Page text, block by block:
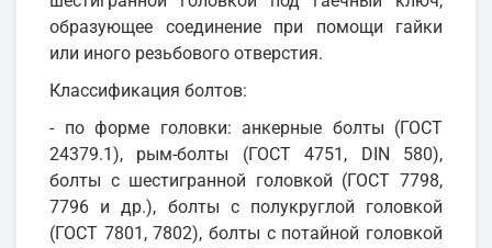
образующее соединение при помощи гайки
или иного резьбового отверстия.
Классификация болтов:
- по форме головки: анкерные болты (ГОСТ
24379.1), рым-болты (ГОСТ 4751, DIN 580),
болты с шестигранной головкой (ГОСТ 7798,
7796 и др.), болты с полукруглой головкой
(ГОСТ 7801, 7802), болты с потайной головкой